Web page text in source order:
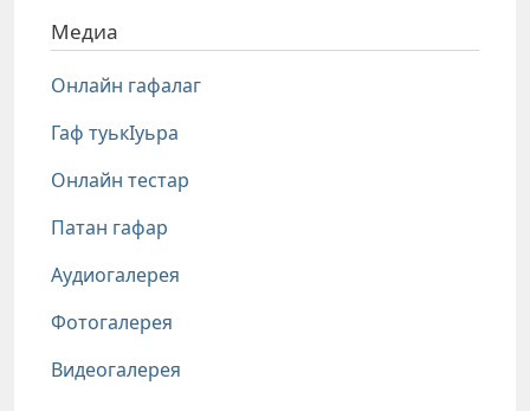
Медиа
Онлайн гафалаг
Гаф туькIуьра
Онлайн тестар
Патан гафар
Аудиогалерея
Фотогалерея
Видеогалерея